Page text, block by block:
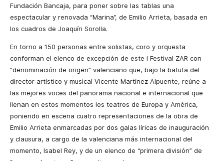
Fundación Bancaja, para poner sobre las tablas una
espectacular y renovada “Marina”, de Emilio Arrieta, basada en
los cuadros de Joaquín Sorolla.
En torno a 150 personas entre solistas, coro y orquesta
conforman el elenco de excepción de este I Festival ZAR con
“denominación de origen” valenciano que, bajo la batuta del
director artístico y musical Vicente Martínez Alpuente, reúne a
las mejores voces del panorama nacional e internacional que
llenan en estos momentos los teatros de Europa y América,
poniendo en escena cuatro representaciones de la obra de
Emilio Arrieta enmarcadas por dos galas líricas de inauguración
y clausura, a cargo de la valenciana más internacional del
momento, Isabel Rey, y de un elenco de “primera división” de